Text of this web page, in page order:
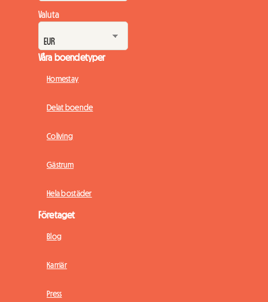
Valuta
Våra boendetyper
Homestay
Delat boende
Coliving
Gästrum
Hela bostäder
Företaget
Blog
Karriär
Press